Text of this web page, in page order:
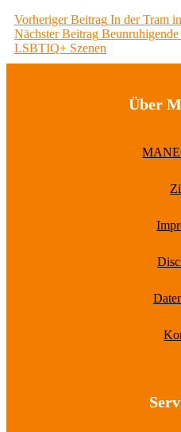
Beitragsnavigation
Vorheriger Beitrag Previous
post:
In der Tram
Nächster Beitrag Next
post:
LSBTIQ+ Szenen
Über